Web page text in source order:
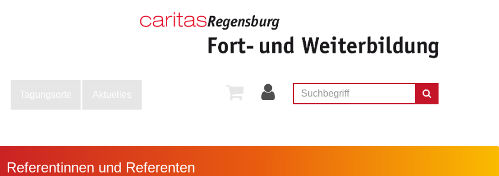
Tagungsorte Aktuelles
Referentinnen und Referenten